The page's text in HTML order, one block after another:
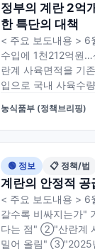
정부의 계란 2억
한 특단의 대책
< 주요 보도내용 > 6
수입에 1천212억원
란계 사육면적을 기
입으로 국내 사육수
농식품부 (정책브리핑)
🟢 정보 📋 정책/법
계란의 안정적 공
< 주요 보도내용 > 6
갈수록 비싸지는가"
다는 점" ②"산란계
밀어 올림" ③"2025